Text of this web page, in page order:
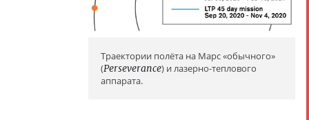
Траектории полёта на Марс «обычного»
(Perseverance) и лазерно-теплового
аппарата.